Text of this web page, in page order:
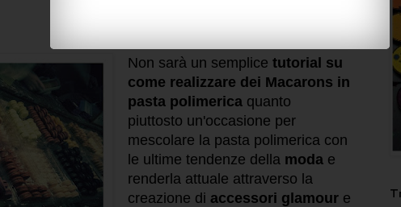
Non sarà un semplice tutorial su
come realizzare dei Macarons in
pasta polimericaquanto
piuttosto un'occasione per
mescolare la pasta polimerica con
le ultime tendenze della modae
renderla attuale attraverso la
creazione di accessori glamoure